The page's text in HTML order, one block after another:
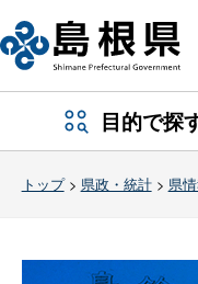
目的で探
トップ> 県政・統計> 県